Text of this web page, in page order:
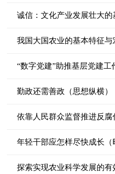
诚信：文化产业发展壮大的
我国大国农业的基本特征与
“数字党建”助推基层党建工
勤政还需善政（思想纵横）
依靠人民群众监督推进反腐
年轻干部应怎样尽快成长（
探索实现农业科学发展的有